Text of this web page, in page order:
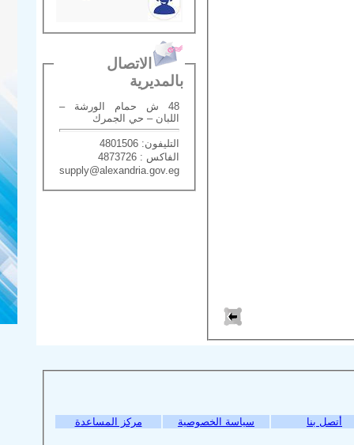
الاتصال
بالمديرية
48 ش حمام الورشة –
اللبان – حي الجمرك
التليفون: 4801506
الفاكس : 4873726
supply@alexandria.gov.eg
أتصل بنا سياسة الخصوصية مركز المساعدة